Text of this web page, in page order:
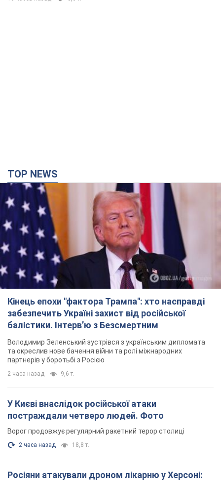
TOP NEWS
Кінець епохи "фактора Трампа": хто насправді
забезпечить Україні захист від російської
балістики. Інтерв’ю з Безсмертним
Володимир Зеленський зустрівся з українським дипломата
та окреслив нове бачення війни та ролі міжнародних
партнерів у боротьбі з Росією
2 часа назад 9,6 т.
У Києві внаслідок російської атаки
постраждали четверо людей. Фото
Ворог продовжує регулярний ракетний терор столиці
2 часа назад 18,8 т.
Росіяни атакували дроном лікарню у Херсоні: